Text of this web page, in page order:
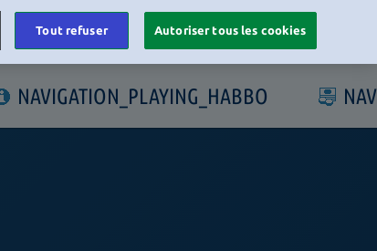
LOGIN
NAVIGATION_PLAYING_HABBO
Tout refuser Autoriser tous les cookies